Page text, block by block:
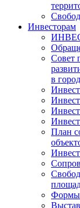
Инвесторам
Совет
в
План
Формы